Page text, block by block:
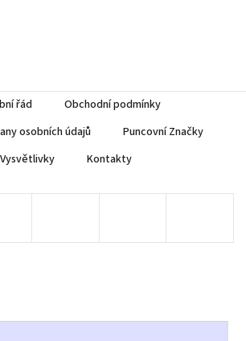
řád
Obchodní podmínky
osobních údajů
Puncovní Značky
Vysvětlivky
Kontakty